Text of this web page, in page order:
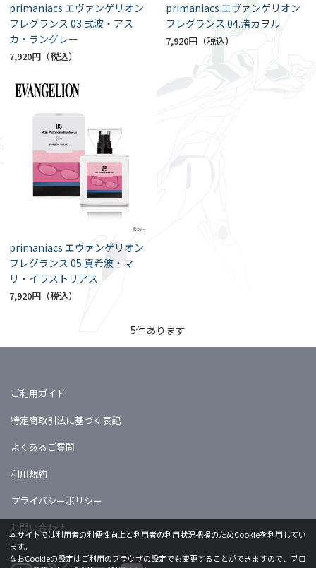
primaniacs エヴァンゲリオン
フレグランス 03.式波・アス
カ・ラングレー
7,920円
primaniacs エヴァンゲリオン
フレグランス 04.渚カヲル
7,920円
primaniacs エヴァンゲリオン
フレグランス 05.真希波・マ
リ・イラストリアス
7,920円
5件あります
ご利用ガイド
特定商取引法に基づく表記
よくあるご質問
利用規約
プライバシーポリシー
お問い合わせ
本サイトでは利用者の利便性向上と利用者の利用状況把握のためCookieを利用してい
ます。
なおCookieの設定はご利用のブラウザの設定でも変更することができますので、ブロ